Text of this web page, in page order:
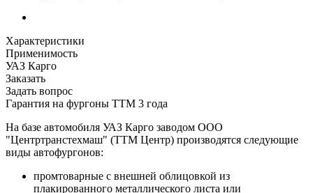
Характеристики
Применимость
УАЗ Карго
Заказать
Задать вопрос
Гарантия на фургоны ТТМ 3 года
На базе автомобиля УАЗ Карго заводом ООО
"Центртранстехмаш" (ТТМ Центр) производятся следующие
виды автофургонов:
промтоварные с внешней облицовкой из
плакированного металлического листа или